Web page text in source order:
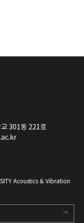
301동 221호
Acoustics & Vibration